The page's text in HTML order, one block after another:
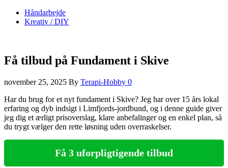
Håndarbejde
Kreativ / DIY
Få tilbud på Fundament i Skive
november 25, 2025 By Terapi-Hobby 0
Har du brug for et nyt fundament i Skive? Jeg har over 15 års lokal
erfaring og dyb indsigt i Limfjords-jordbund, og i denne guide giver
jeg dig et ærligt prisoverslag, klare anbefalinger og en enkel plan, så
du trygt vælger den rette løsning uden overraskelser.
Få 3 uforpligtigende tilbud